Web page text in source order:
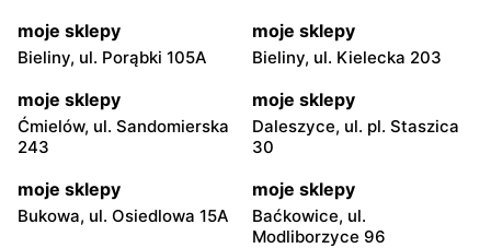
moje sklepy
Bieliny, ul. Porąbki 105A
moje sklepy
Bieliny, ul. Kielecka 203
moje sklepy
Ćmielów, ul. Sandomierska
243
moje sklepy
Daleszyce, ul. pl. Staszica
30
moje sklepy
Bukowa, ul. Osiedlowa 15A
moje sklepy
Baćkowice, ul.
Modliborzyce 96